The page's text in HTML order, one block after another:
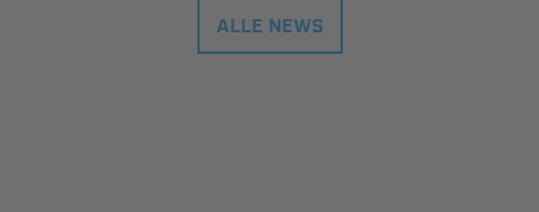
ALLE NEWS